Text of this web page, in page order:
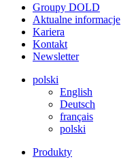
Groupy DOLD
Aktualne informacje
Kariera
Kontakt
Newsletter
polski
English
Deutsch
français
polski
Produkty